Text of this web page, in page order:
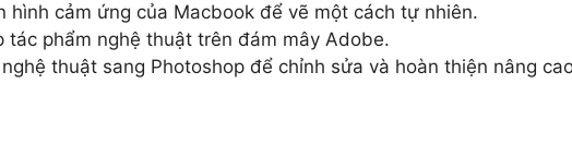
hình cảm ứng của Macbook để vẽ một cách tự nhiên.
tác phẩm nghệ thuật trên đám mây Adobe.
thuật sang Photoshop để chỉnh sửa và hoàn thiện nâng